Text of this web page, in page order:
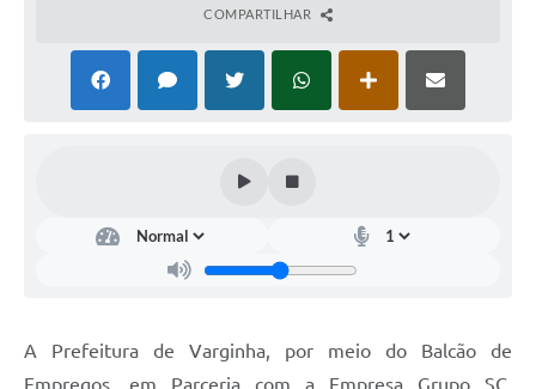
COMPARTILHAR
A Prefeitura de Varginha, por meio do Balcão de
Empregos, em Parceria com a Empresa Grupo SC,